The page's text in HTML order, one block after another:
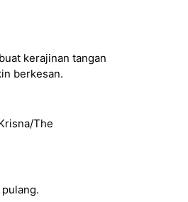
kerajinan tangan
berkesan.
The